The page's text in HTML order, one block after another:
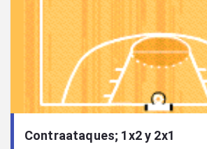
Contraataques; 1x2 y 2x1